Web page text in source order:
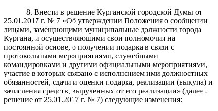
8. Внести в решение Курганской городской Думы от
25.01.2017 г. № 7 «Об утверждении Положения о сообщении
лицами, замещающими муниципальные должности города
Кургана, и осуществляющими свои полномочия на
постоянной основе, о получении подарка в связи с
протокольными мероприятиями, служебными
командировками и другими официальными мероприятиями,
участие в которых связано с исполнением ими должностных
обязанностей, сдачи и оценки подарка, реализации (выкупа) и
зачисления средств, вырученных от его реализации» (далее -
решение от 25.01.2017 г. № 7) следующие изменения: